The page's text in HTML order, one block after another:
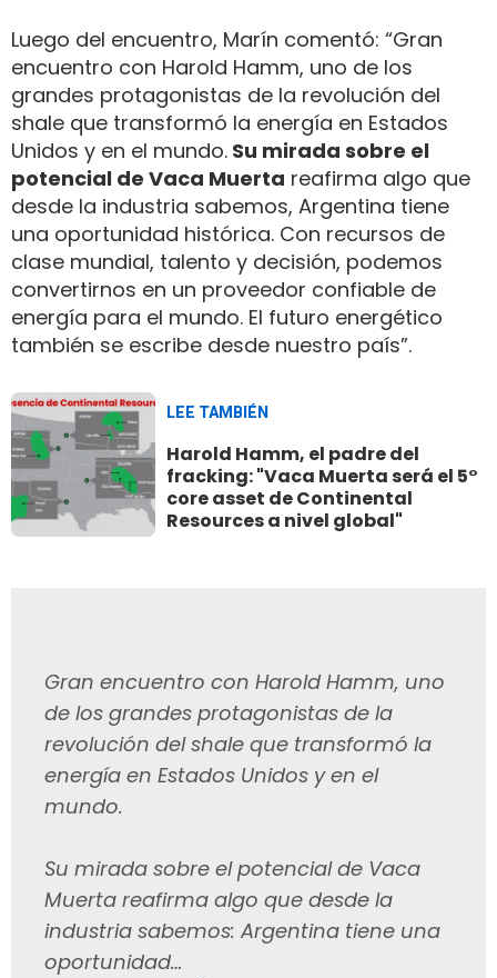
Luego del encuentro, Marín comentó: “Gran
encuentro con Harold Hamm, uno de los
grandes protagonistas de la revolución del
shale que transformó la energía en Estados
Unidos y en el mundo. Su mirada sobre el
potencial de Vaca Muerta reafirma algo que
desde la industria sabemos, Argentina tiene
una oportunidad histórica. Con recursos de
clase mundial, talento y decisión, podemos
convertirnos en un proveedor confiable de
energía para el mundo. El futuro energético
también se escribe desde nuestro país”.
LEE TAMBIÉN
Harold Hamm, el padre del
fracking: "Vaca Muerta será el 5°
core asset de Continental
Resources a nivel global"
Gran encuentro con Harold Hamm, uno
de los grandes protagonistas de la
revolución del shale que transformó la
energía en Estados Unidos y en el
mundo.
Su mirada sobre el potencial de Vaca
Muerta reafirma algo que desde la
industria sabemos: Argentina tiene una
oportunidad…